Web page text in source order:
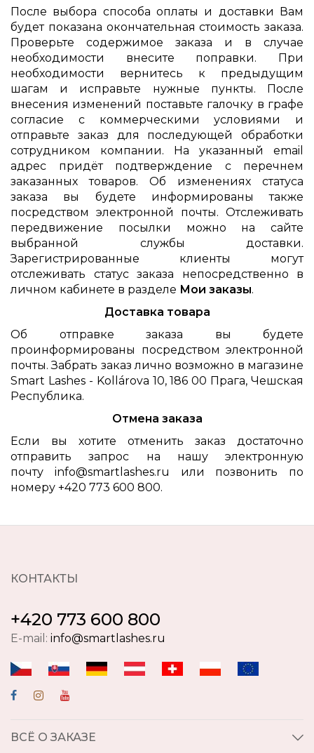
После выбора способа оплаты и доставки Вам
будет показана окончательная стоимость заказа.
Проверьте содержимое заказа и в случае
необходимости внесите поправки. При
необходимости вернитесь к предыдущим
шагам и исправьте нужные пункты. После
внесения изменений поставьте галочку в графе
согласие с коммерческими условиями и
отправьте заказ для последующей обработки
сотрудником компании. На указанный email
адрес придёт подтверждение с перечнем
заказанных товаров. Об изменениях статуса
заказа вы будете информированы также
посредством электронной почты. Отслеживать
передвижение посылки можно на сайте
выбранной службы доставки.
Зарегистрированные клиенты могут
отслеживать статус заказа непосредственно в
личном кабинете в разделе Мои заказы.
Доставка товара
Об отправке заказа вы будете
проинформированы посредством электронной
почты. Забрать заказ лично возможно в магазине
Smart Lashes - Kollárova 10, 186 00 Прага, Чешская
Республика.
Отмена заказа
Если вы хотите отменить заказ достаточно
отправить запрос на нашу электронную
почту info@smartlashes.ru или позвонить по
номеру +420 773 600 800.
КОНТАКТЫ
+420 773 600 800
E-mail: info@smartlashes.ru
ВСЁ О ЗАКАЗЕ